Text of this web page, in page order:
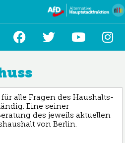
alle Fragen des Haushalts-
Eine seiner
des jeweils aktuellen
von Berlin.